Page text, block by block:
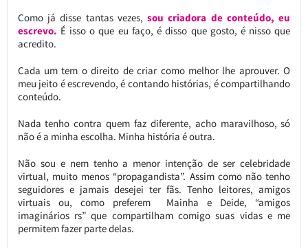
Como já disse tantas vezes, sou criadora de conteúdo, eu
escrevo. É isso o que eu faço, é disso que gosto, é nisso que
acredito.
Cada um tem o direito de criar como melhor lhe aprouver. O
meu jeito é escrevendo, é contando histórias, é compartilhando
conteúdo.
Nada tenho contra quem faz diferente, acho maravilhoso, só
não é a minha escolha. Minha história é outra.
Não sou e nem tenho a menor intenção de ser celebridade
virtual, muito menos “propagandista”. Assim como não tenho
seguidores e jamais desejei ter fãs. Tenho leitores, amigos
virtuais ou, como preferem Mainha e Deide, “amigos
imaginários rs” que compartilham comigo suas vidas e me
permitem fazer parte delas.